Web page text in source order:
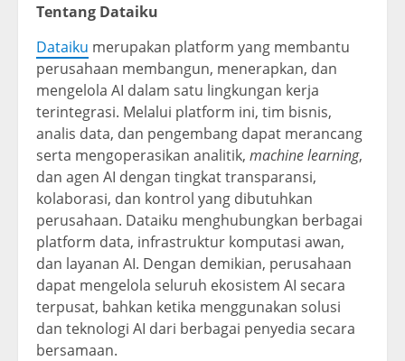
Tentang Dataiku
Dataiku merupakan platform yang membantu
perusahaan membangun, menerapkan, dan
mengelola AI dalam satu lingkungan kerja
terintegrasi. Melalui platform ini, tim bisnis,
analis data, dan pengembang dapat merancang
serta mengoperasikan analitik, machine learning,
dan agen AI dengan tingkat transparansi,
kolaborasi, dan kontrol yang dibutuhkan
perusahaan. Dataiku menghubungkan berbagai
platform data, infrastruktur komputasi awan,
dan layanan AI. Dengan demikian, perusahaan
dapat mengelola seluruh ekosistem AI secara
terpusat, bahkan ketika menggunakan solusi
dan teknologi AI dari berbagai penyedia secara
bersamaan.